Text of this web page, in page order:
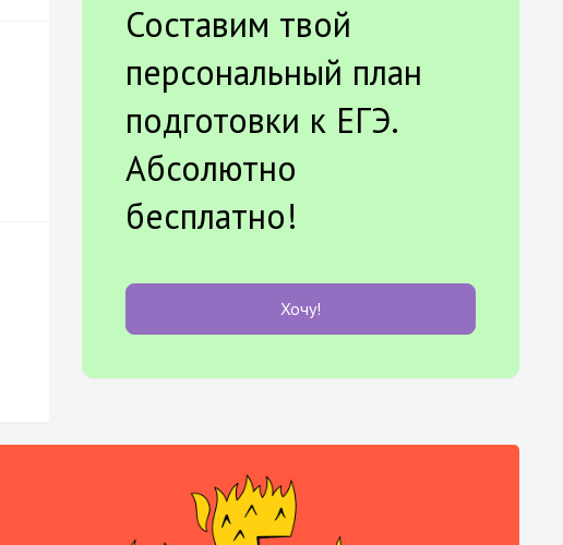
Составим твой
персональный план
подготовки к ЕГЭ.
Абсолютно
бесплатно!
Хочу!